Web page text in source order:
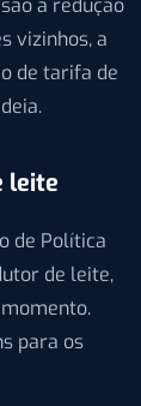
a redução
vizinhos, a
de tarifa de
leite
de Política
de leite,
para os